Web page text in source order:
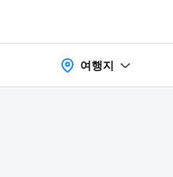
여행지